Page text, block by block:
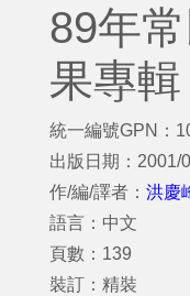
89年
果專輯
統一編號GPN：
出版日期：2001/
作/編/譯者： 洪慶
語言：中文
頁數：139
裝訂：精裝